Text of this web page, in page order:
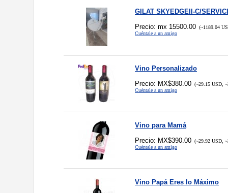
GILAT SKYEDGEII-C/
Precio: mx 15500.00 (~1189.04
Cuéntale a un amigo
Vino Personalizado
Precio: MX$380.00 (~29.15 USD,
Cuéntale a un amigo
Vino para Mamá
Precio: MX$390.00 (~29.92 USD,
Cuéntale a un amigo
Vino Papá Eres lo Máximo